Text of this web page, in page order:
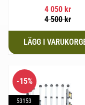
4 050kr
4 500kr
15%
53153